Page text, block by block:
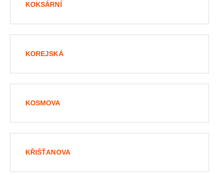
KOKSÁRNÍ
KOREJSKÁ
KOSMOVA
KŘIŠŤANOVA